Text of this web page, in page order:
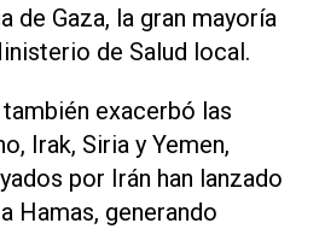
de Gaza, la gran mayoría
de Salud local.
también exacerbó las
Irak, Siria y Yemen,
por Irán han lanzado
Hamas, generando